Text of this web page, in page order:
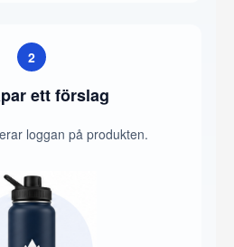
2
ett förslag
loggan på produkten.